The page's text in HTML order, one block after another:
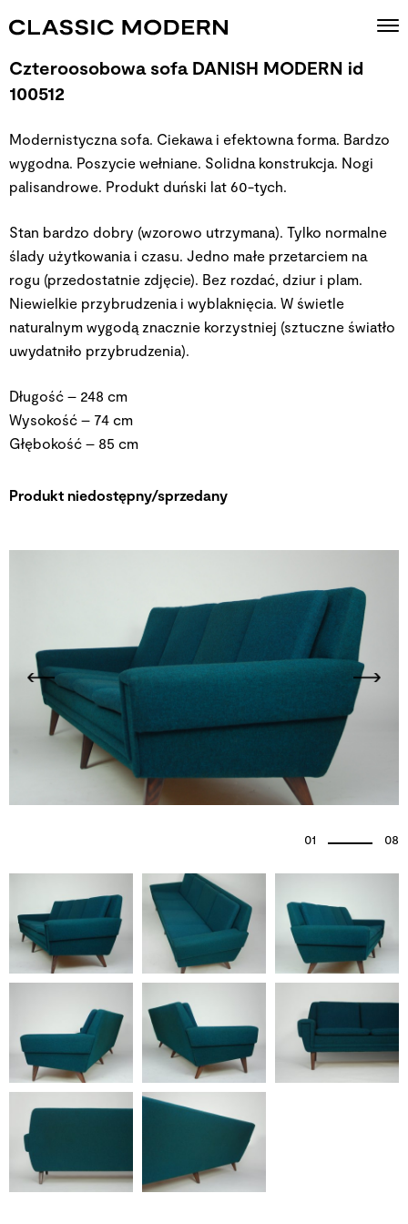
01 08
Czteroosobowa sofa DANISH MODERN id
100512
Modernistyczna sofa. Ciekawa i efektowna forma. Bardzo
wygodna. Poszycie wełniane. Solidna konstrukcja. Nogi
palisandrowe. Produkt duński lat 60-tych.
Stan bardzo dobry (wzorowo utrzymana). Tylko normalne
ślady użytkowania i czasu. Jedno małe przetarciem na
rogu (przedostatnie zdjęcie). Bez rozdać, dziur i plam.
Niewielkie przybrudzenia i wyblaknięcia. W świetle
naturalnym wygodą znacznie korzystniej (sztuczne światło
uwydatniło przybrudzenia).
Długość – 248 cm
Wysokość – 74 cm
Głębokość – 85 cm
Produkt niedostępny/sprzedany